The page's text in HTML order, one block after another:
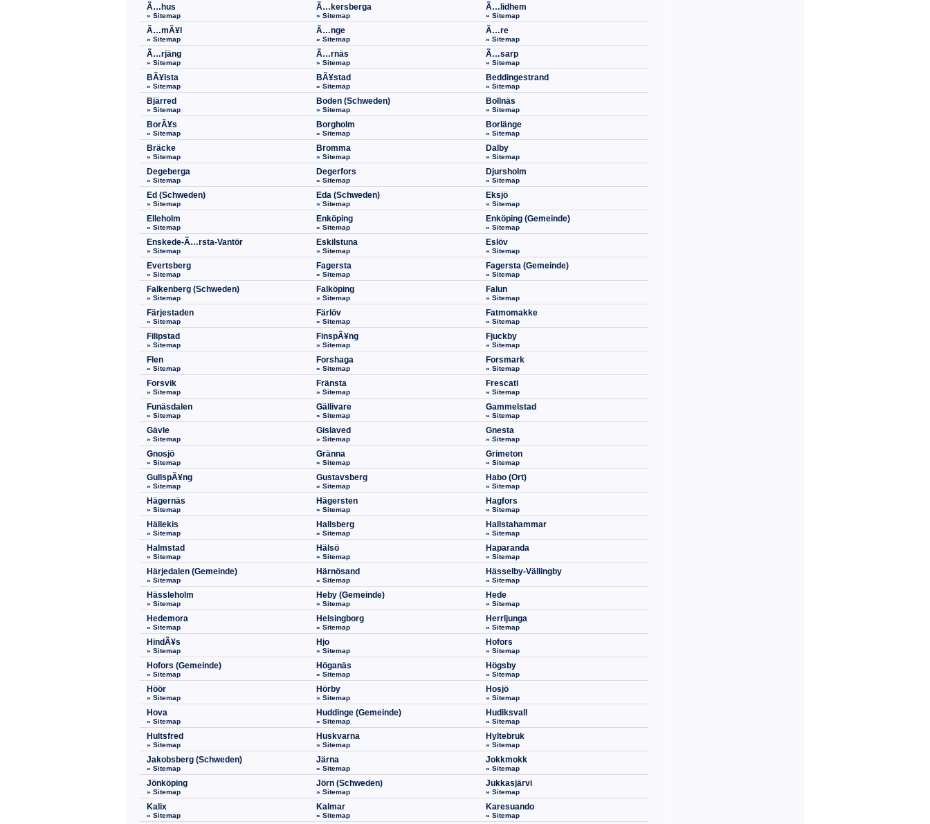
Ã…hus
» Sitemap
Ã…kersberga
» Sitemap
Ã…lidhem
» Sitemap
Ã…mÃ¥l
» Sitemap
Ã…nge
» Sitemap
Ã…re
» Sitemap
Ã…rjäng
» Sitemap
Ã…rnäs
» Sitemap
Ã…sarp
» Sitemap
BÃ¥lsta
» Sitemap
BÃ¥stad
» Sitemap
Beddingestrand
» Sitemap
Bjärred
» Sitemap
Boden (Schweden)
» Sitemap
Bollnäs
» Sitemap
BorÃ¥s
» Sitemap
Borgholm
» Sitemap
Borlänge
» Sitemap
Bräcke
» Sitemap
Bromma
» Sitemap
Dalby
» Sitemap
Degeberga
» Sitemap
Degerfors
» Sitemap
Djursholm
» Sitemap
Ed (Schweden)
» Sitemap
Eda (Schweden)
» Sitemap
Eksjö
» Sitemap
Elleholm
» Sitemap
Enköping
» Sitemap
Enköping (Gemeinde)
» Sitemap
Enskede-Ã…rsta-Vantör
» Sitemap
Eskilstuna
» Sitemap
Eslöv
» Sitemap
Evertsberg
» Sitemap
Fagersta
» Sitemap
Fagersta (Gemeinde)
» Sitemap
Falkenberg (Schweden)
» Sitemap
Falköping
» Sitemap
Falun
» Sitemap
Färjestaden
» Sitemap
Färlöv
» Sitemap
Fatmomakke
» Sitemap
Filipstad
» Sitemap
FinspÃ¥ng
» Sitemap
Fjuckby
» Sitemap
Flen
» Sitemap
Forshaga
» Sitemap
Forsmark
» Sitemap
Forsvik
» Sitemap
Fränsta
» Sitemap
Frescati
» Sitemap
Funäsdalen
» Sitemap
Gällivare
» Sitemap
Gammelstad
» Sitemap
Gävle
» Sitemap
Gislaved
» Sitemap
Gnesta
» Sitemap
Gnosjö
» Sitemap
Gränna
» Sitemap
Grimeton
» Sitemap
GullspÃ¥ng
» Sitemap
Gustavsberg
» Sitemap
Habo (Ort)
» Sitemap
Hägernäs
» Sitemap
Hägersten
» Sitemap
Hagfors
» Sitemap
Hällekis
» Sitemap
Hallsberg
» Sitemap
Hallstahammar
» Sitemap
Halmstad
» Sitemap
Hälsö
» Sitemap
Haparanda
» Sitemap
Härjedalen (Gemeinde)
» Sitemap
Härnösand
» Sitemap
Hässelby-Vällingby
» Sitemap
Hässleholm
» Sitemap
Heby (Gemeinde)
» Sitemap
Hede
» Sitemap
Hedemora
» Sitemap
Helsingborg
» Sitemap
Herrljunga
» Sitemap
HindÃ¥s
» Sitemap
Hjo
» Sitemap
Hofors
» Sitemap
Hofors (Gemeinde)
» Sitemap
Höganäs
» Sitemap
Högsby
» Sitemap
Höör
» Sitemap
Hörby
» Sitemap
Hosjö
» Sitemap
Hova
» Sitemap
Huddinge (Gemeinde)
» Sitemap
Hudiksvall
» Sitemap
Hultsfred
» Sitemap
Huskvarna
» Sitemap
Hyltebruk
» Sitemap
Jakobsberg (Schweden)
» Sitemap
Järna
» Sitemap
Jokkmokk
» Sitemap
Jönköping
» Sitemap
Jörn (Schweden)
» Sitemap
Jukkasjärvi
» Sitemap
Kalix
» Sitemap
Kalmar
» Sitemap
Karesuando
» Sitemap